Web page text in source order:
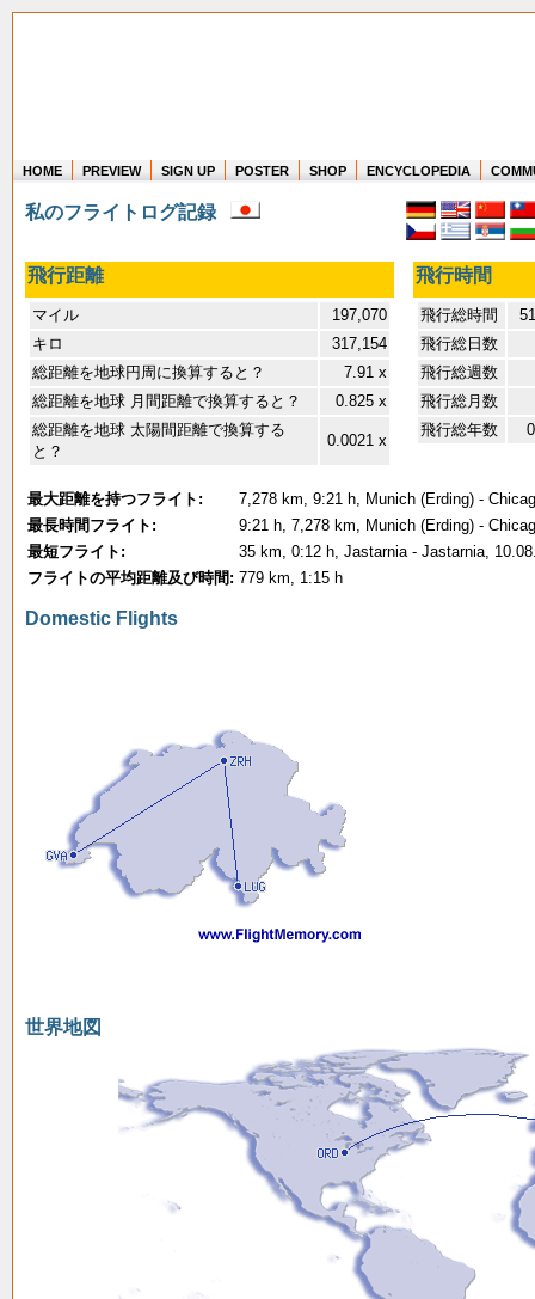
Where in the world have you flown?
How long have you been in the air?
Create your own FlightMemory and see!
HOME PREVIEW SIGN UP POSTER SHOP ENCYCLOPEDIA
私のフライトログ記録
飛行距離 飛行時間
マイル
197,070
キロ
317,154
総距離を地球円周に換算すると？
7.91 x
総距離を地球 月間距離で換算すると？
0.825 x
総距離を地球 太陽間距離で換算する
と？
0.0021 x
飛行総時間
飛行総日数
飛行総週数
飛行総月数
飛行総年数
最大距離を持つフライト:
7,278 km, 9:21 h, Munich (Erding) -
最長時間フライト:
9:21 h, 7,278 km, Munich (Erding) -
最短フライト:
35 km, 0:12 h, Jastarnia - Jastarnia,
フライトの平均距離及び時間: 779 km, 1:15 h
Domestic Flights
世界地図